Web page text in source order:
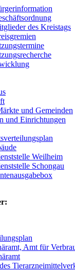
des Kreistags
und Gemeinden
und Einrichtungen
Weilheim
Schongau
Amt für